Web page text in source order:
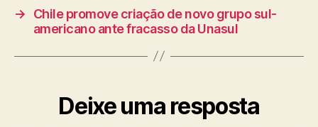
→
Chile promove criação de novo grupo sul-
americano ante fracasso da Unasul
Deixe uma resposta